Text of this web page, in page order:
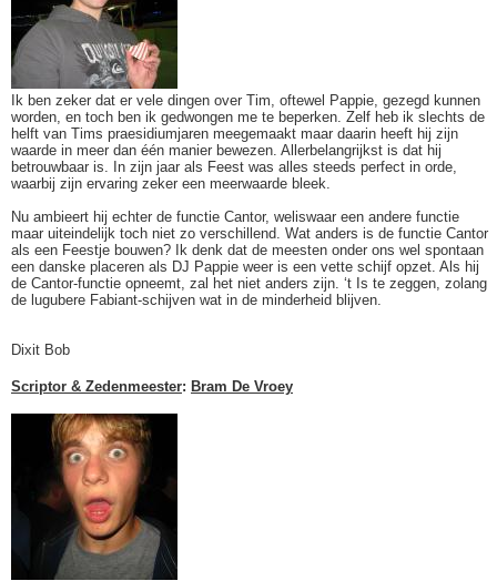
Ik ben zeker dat er vele dingen over Tim, oftewel Pappie, gezegd kunnen
worden, en toch ben ik gedwongen me te beperken. Zelf heb ik slechts de
helft van Tims praesidiumjaren meegemaakt maar daarin heeft hij zijn
waarde in meer dan één manier bewezen. Allerbelangrijkst is dat hij
betrouwbaar is. In zijn jaar als Feest was alles steeds perfect in orde,
waarbij zijn ervaring zeker een meerwaarde bleek.
Nu ambieert hij echter de functie Cantor, weliswaar een andere functie
maar uiteindelijk toch niet zo verschillend. Wat anders is de functie Cantor
als een Feestje bouwen? Ik denk dat de meesten onder ons wel spontaan
een danske placeren als DJ Pappie weer is een vette schijf opzet. Als hij
de Cantor-functie opneemt, zal het niet anders zijn. ‘t Is te zeggen, zolang
de lugubere Fabiant-schijven wat in de minderheid blijven.
Dixit Bob
Scriptor & Zedenmeester: Bram De Vroey